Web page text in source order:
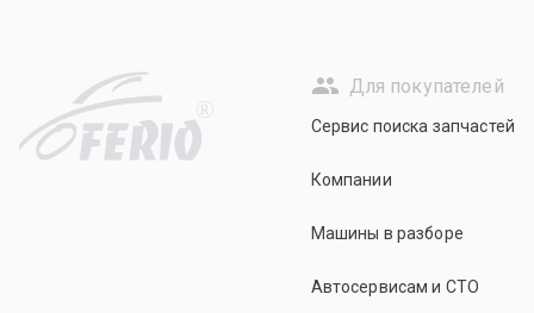
R
Для покупателей
Сервис поиска запчастей
Компании
Машины в разборе
Автосервисам и СТО